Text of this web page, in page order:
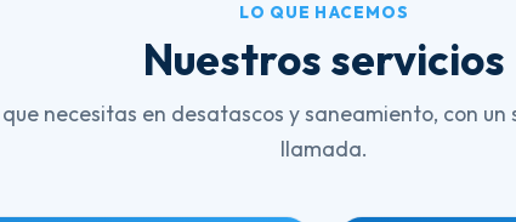
LO QUE HACEMOS
Nuestros servicios
necesitas en desatascos y saneamiento, con un
llamada.